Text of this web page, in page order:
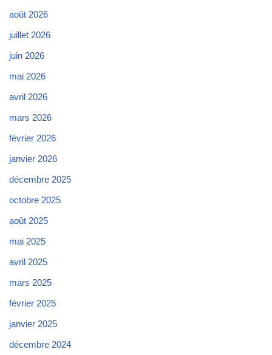
août 2026
juillet 2026
juin 2026
mai 2026
avril 2026
mars 2026
février 2026
janvier 2026
décembre 2025
octobre 2025
août 2025
mai 2025
avril 2025
mars 2025
février 2025
janvier 2025
décembre 2024